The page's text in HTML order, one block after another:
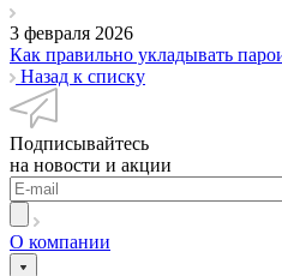
3 февраля 2026
Как правильно укладывать
Назад к списку
Подписывайтесь
на новости и акции
О компании